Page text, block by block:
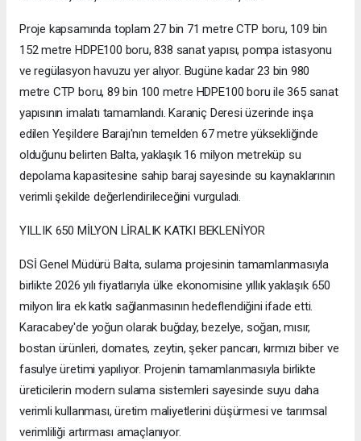
Proje kapsamında toplam 27 bin 71 metre CTP boru, 109 bin
152 metre HDPE100 boru, 838 sanat yapısı, pompa istasyonu
ve regülasyon havuzu yer alıyor. Bugüne kadar 23 bin 980
metre CTP boru, 89 bin 100 metre HDPE100 boru ile 365 sanat
yapısının imalatı tamamlandı. Karaniç Deresi üzerinde inşa
edilen Yeşildere Barajı'nın temelden 67 metre yüksekliğinde
olduğunu belirten Balta, yaklaşık 16 milyon metreküp su
depolama kapasitesine sahip baraj sayesinde su kaynaklarının
verimli şekilde değerlendirileceğini vurguladı.
YILLIK 650 MİLYON LİRALIK KATKI BEKLENİYOR
DSİ Genel Müdürü Balta, sulama projesinin tamamlanmasıyla
birlikte 2026 yılı fiyatlarıyla ülke ekonomisine yıllık yaklaşık 650
milyon lira ek katkı sağlanmasının hedeflendiğini ifade etti.
Karacabey'de yoğun olarak buğday, bezelye, soğan, mısır,
bostan ürünleri, domates, zeytin, şeker pancarı, kırmızı biber ve
fasulye üretimi yapılıyor. Projenin tamamlanmasıyla birlikte
üreticilerin modern sulama sistemleri sayesinde suyu daha
verimli kullanması, üretim maliyetlerini düşürmesi ve tarımsal
verimliliği artırması amaçlanıyor.